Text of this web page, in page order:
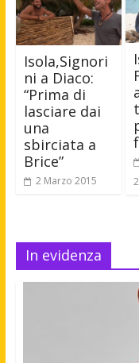
Isola,Signori
ni a Diaco:
“Prima di
lasciare dai
una
sbirciata a
Brice”
2 Marzo 2015
In evidenza